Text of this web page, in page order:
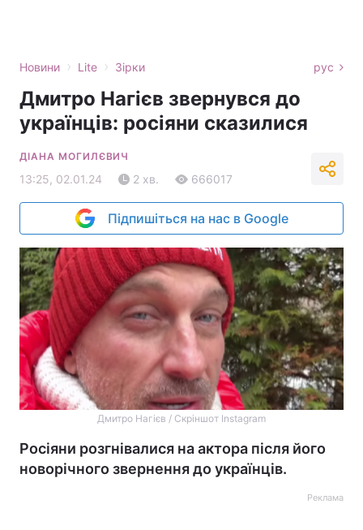
Новини › Lite › Зірки рус
Дмитро Нагієв звернувся до
українців: росіяни сказилися
ДІАНА МОГИЛЄВИЧ
13:25, 02.01.24 2 хв. 666017
Підпишіться на нас в Google
Дмитро Нагієв / Скріншот Instagram
Росіяни розгнівалися на актора після його
новорічного звернення до українців.
Реклама